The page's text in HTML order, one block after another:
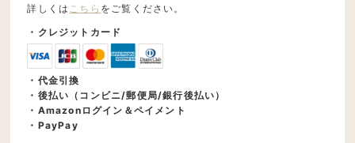
詳しくは こちら をご覧ください。
・クレジットカード
・代金引換
・後払い（コンビニ/郵便局/銀行後払い）
・Amazonログイン＆ペイメント
・PayPay